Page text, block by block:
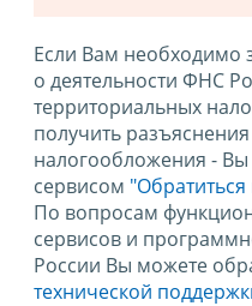
Если Вам необходимо
о деятельности ФНС
территориальных
получить
налогообложения - Вы
сервисом
По вопросам
сервисов и
России Вы можете
технической